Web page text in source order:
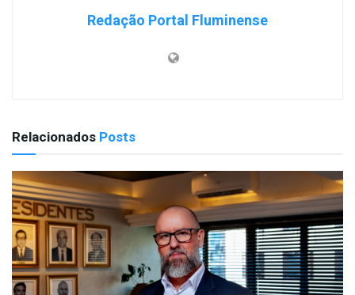
Redação Portal Fluminense
Relacionados Posts